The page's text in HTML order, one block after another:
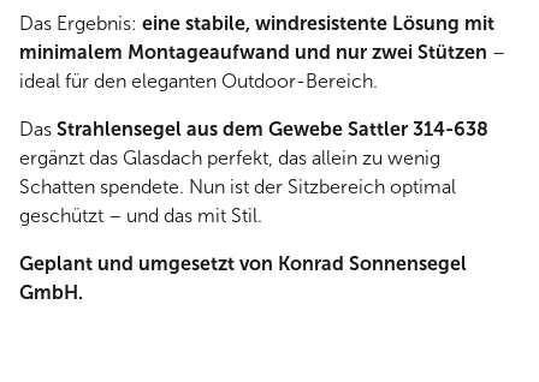
Das Ergebnis: eine stabile, windresistente Lösung mit
minimalem Montageaufwand und nur zwei Stützen –
ideal für den eleganten Outdoor-Bereich.
Das Strahlensegel aus dem Gewebe Sattler 314-638
ergänzt das Glasdach perfekt, das allein zu wenig
Schatten spendete. Nun ist der Sitzbereich optimal
geschützt – und das mit Stil.
Geplant und umgesetzt von Konrad Sonnensegel
GmbH.